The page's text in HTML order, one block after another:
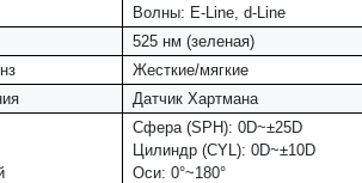
Волны: E-Line, d-Line
525 нм (зеленая)
Жесткие/мягкие
Датчик Хартмана
Сфера (SPH): 0D~±25D
Цилиндр (CYL): 0D~±10D
Оси: 0°~180°